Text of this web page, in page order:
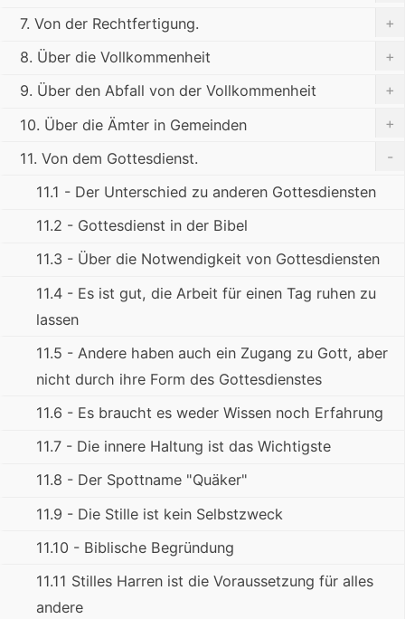
7. Von der Rechtfertigung.
+
8. Über die Vollkommenheit
+
9. Über den Abfall von der Vollkommenheit
+
10. Über die Ämter in Gemeinden
+
11. Von dem Gottesdienst.
-
11.1 - Der Unterschied zu anderen Gottesdiensten
11.2 - Gottesdienst in der Bibel
11.3 - Über die Notwendigkeit von Gottesdiensten
11.4 - Es ist gut, die Arbeit für einen Tag ruhen zu
lassen
11.5 - Andere haben auch ein Zugang zu Gott, aber
nicht durch ihre Form des Gottesdienstes
11.6 - Es braucht es weder Wissen noch Erfahrung
11.7 - Die innere Haltung ist das Wichtigste
11.8 - Der Spottname "Quäker"
11.9 - Die Stille ist kein Selbstzweck
11.10 - Biblische Begründung
11.11 Stilles Harren ist die Voraussetzung für alles
andere